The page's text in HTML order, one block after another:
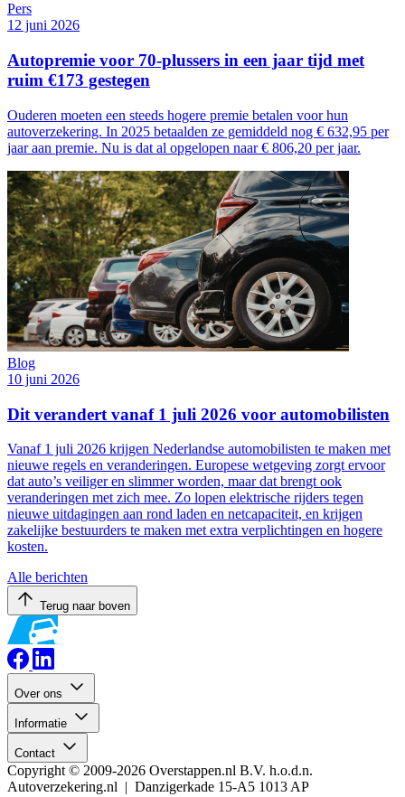
Pers
12 juni 2026
Autopremie voor 70-plussers in een jaar tijd met
ruim €173 gestegen
Ouderen moeten een steeds hogere premie betalen voor hun
autoverzekering. In 2025 betaalden ze gemiddeld nog € 632,95 per
jaar aan premie. Nu is dat al opgelopen naar € 806,20 per jaar.
Blog
10 juni 2026
Dit verandert vanaf 1 juli 2026 voor automobilisten
Vanaf 1 juli 2026 krijgen Nederlandse automobilisten te maken met
nieuwe regels en veranderingen. Europese wetgeving zorgt ervoor
dat auto’s veiliger en slimmer worden, maar dat brengt ook
veranderingen met zich mee. Zo lopen elektrische rijders tegen
nieuwe uitdagingen aan rond laden en netcapaciteit, en krijgen
zakelijke bestuurders te maken met extra verplichtingen en hogere
kosten.
Alle berichten
Terug naar boven
Over ons
Informatie
Contact
Copyright © 2009-2026 Overstappen.nl B.V. h.o.d.n.
Autoverzekering.nl | Danzigerkade 15-A5 1013 AP